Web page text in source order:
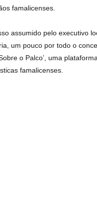
famalicenses.
assumido pelo executivo
um pouco por todo o
o Palco’, uma
famalicenses.